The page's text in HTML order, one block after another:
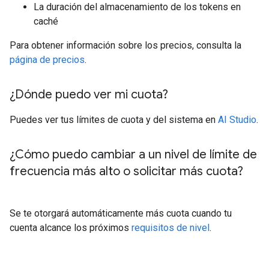
La duración del almacenamiento de los tokens en
caché
Para obtener información sobre los precios, consulta la
página de precios.
¿Dónde puedo ver mi cuota?
Puedes ver tus límites de cuota y del sistema en AI Studio.
¿Cómo puedo cambiar a un nivel de límite de
frecuencia más alto o solicitar más cuota?
Se te otorgará automáticamente más cuota cuando tu
cuenta alcance los próximos requisitos de nivel.